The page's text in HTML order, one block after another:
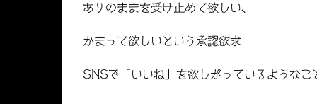
ありのままを受け止めて欲しい、
かまって欲しいという承認欲求
SNSで「いいね」を欲しがっているようなこ